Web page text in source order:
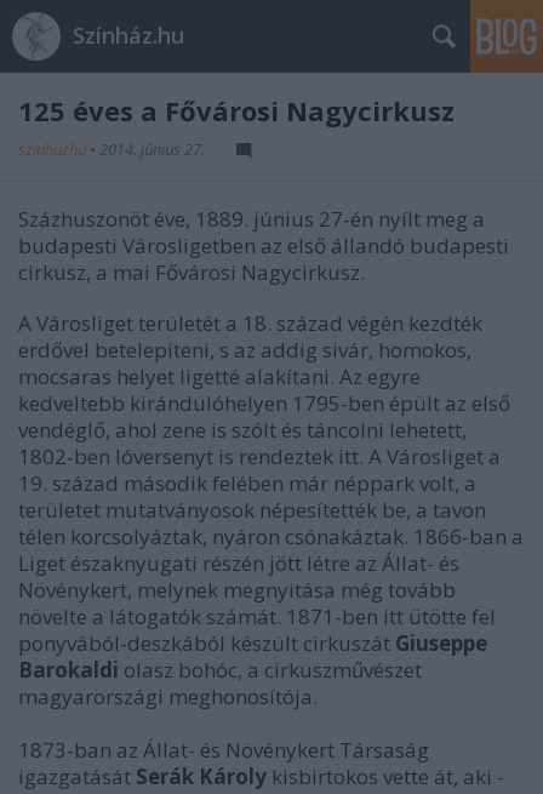
Színház.hu
125 éves a Fővárosi Nagycirkusz
szinhazhu • 2014. június 27.
Százhuszonöt éve, 1889. június 27-én nyílt meg a
budapesti Városligetben az első állandó budapesti
cirkusz, a mai Fővárosi Nagycirkusz.
A Városliget területét a 18. század végén kezdték
erdővel betelepíteni, s az addig sivár, homokos,
mocsaras helyet ligetté alakítani. Az egyre
kedveltebb kirándulóhelyen 1795-ben épült az első
vendéglő, ahol zene is szólt és táncolni lehetett,
1802-ben lóversenyt is rendeztek itt. A Városliget a
19. század második felében már néppark volt, a
területet mutatványosok népesítették be, a tavon
télen korcsolyáztak, nyáron csónakáztak. 1866-ban a
Liget északnyugati részén jött létre az Állat- és
Növénykert, melynek megnyitása még tovább
növelte a látogatók számát. 1871-ben itt ütötte fel
ponyvából-deszkából készült cirkuszát Giuseppe
Barokaldi olasz bohóc, a cirkuszművészet
magyarországi meghonosítója.
1873-ban az Állat- és Növénykert Társaság
igazgatását Serák Károly kisbirtokos vette át, aki -